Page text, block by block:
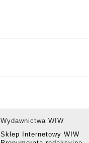
Wydawnictwa WIW
Sklep Internetowy WIW